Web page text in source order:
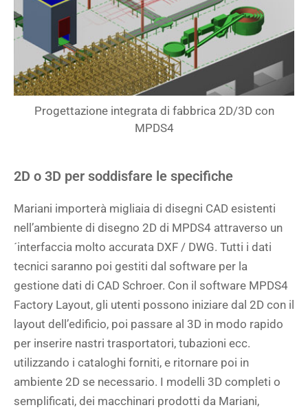
Progettazione integrata di fabbrica 2D/3D con
MPDS4
2D o 3D per soddisfare le specifiche
Mariani importerà migliaia di disegni CAD esistenti
nell’ambiente di disegno 2D di MPDS4 attraverso un
´interfaccia molto accurata DXF / DWG. Tutti i dati
tecnici saranno poi gestiti dal software per la
gestione dati di CAD Schroer. Con il software MPDS4
Factory Layout, gli utenti possono iniziare dal 2D con il
layout dell’edificio, poi passare al 3D in modo rapido
per inserire nastri trasportatori, tubazioni ecc.
utilizzando i cataloghi forniti, e ritornare poi in
ambiente 2D se necessario. I modelli 3D completi o
semplificati, dei macchinari prodotti da Mariani,